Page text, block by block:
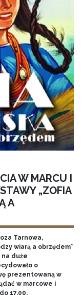
W MARCU I
„ZOFIA
A
Tarnowa,
wiarą a obrzędem”
na duże
o
prezentowaną w
w marcowe i
17.00.